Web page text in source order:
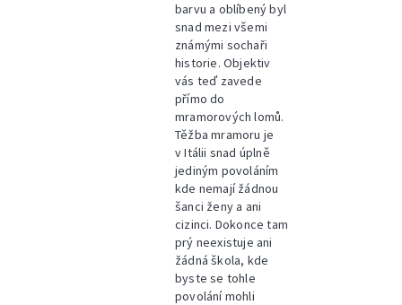
barvu a oblíbený byl
snad mezi všemi
známými sochaři
historie. Objektiv
vás teď zavede
přímo do
mramorových lomů.
Těžba mramoru je
v Itálii snad úplně
jediným povoláním
kde nemají žádnou
šanci ženy a ani
cizinci. Dokonce tam
prý neexistuje ani
žádná škola, kde
byste se tohle
povolání mohli